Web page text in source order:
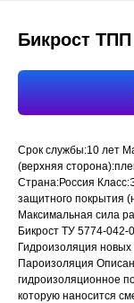
Бикрост ТПП
Срок службы:10 лет
(верхняя
Страна:Россия
защитного покрытия
Максимальная сила
Бикрост ТУ 5774-
Гидроизоляция новых
Пароизоляция
гидроизоляционное
которую наносится